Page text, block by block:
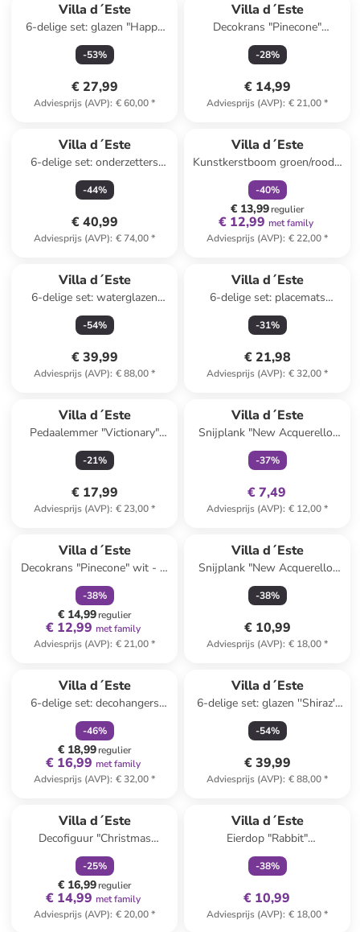
Villa d´Este
6-delige set: glazen "Happy
Hour" lichtbruin/beige/geel -
500 ml
-53%
€ 27,99
Adviesprijs (AVP): € 60,00*
Villa d´Este
Decokrans "Pinecone"
lichtbruin - Ø 28 cm
-28%
€ 14,99
Adviesprijs (AVP): € 21,00*
Villa d´Este
6-delige set: onderzetters
"Crochet Square" meerkleurig
- (L)20 x (B)20 cm
-44%
€ 40,99
Adviesprijs (AVP): € 74,00*
Villa d´Este
Kunstkerstboom groen/rood -
(H)45 cm
-40%
€ 13,99regulier
€ 12,99 met family
Adviesprijs (AVP): € 22,00*
Villa d´Este
6-delige set: waterglazen
"Shiraz" blauw - 525 ml
-54%
€ 39,99
Adviesprijs (AVP): € 88,00*
Villa d´Este
6-delige set: placemats
"Wavy" groen/beige - (L)30 x
(B)45 cm
-31%
€ 21,98
Adviesprijs (AVP): € 32,00*
Villa d´Este
Pedaalemmer "Victionary"
zwart - 3 l
-21%
€ 17,99
Adviesprijs (AVP): € 23,00*
Villa d´Este
Snijplank "New Acquerello"
lichtbruin/meerkleurig - (B)15
x (H)21,5 x (D)1,2 cm
-37%
€ 7,49
Adviesprijs (AVP): € 12,00*
Villa d´Este
Decokrans "Pinecone" wit - Ø
28 cm
-38%
€ 14,99regulier
€ 12,99 met family
Adviesprijs (AVP): € 21,00*
Villa d´Este
Snijplank "New Acquerello"
lichtbruin/roze - (B)12,5 x
(H)41,5 x (D)1,2 cm
-38%
€ 10,99
Adviesprijs (AVP): € 18,00*
Villa d´Este
6-delige set: decohangers
"Natale" rood - Ø 15 cm
-46%
€ 18,99regulier
€ 16,99 met family
Adviesprijs (AVP): € 32,00*
Villa d´Este
6-delige set: glazen ''Shiraz''
oranje - 525 ml
-54%
€ 39,99
Adviesprijs (AVP): € 88,00*
Villa d´Este
Decofiguur "Christmas
Gnome" groen/rood - (L)55 cm
-25%
€ 16,99regulier
€ 14,99 met family
Adviesprijs (AVP): € 20,00*
Villa d´Este
Eierdop "Rabbit"
zilverkleurig/beige - (B)16 x
(H)34,5 cm
-38%
€ 10,99
Adviesprijs (AVP): € 18,00*